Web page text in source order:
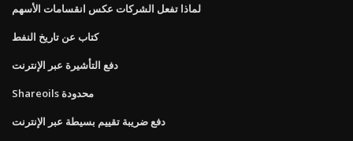
لماذا تفعل الشركات عكس انقسامات الأسهم
كتاب عن تاريخ النفط
دفع التأشيرة عبر الإنترنت
Shareoils محدودة
دفع ضريبة تقييم بسيطة عبر الإنترنت